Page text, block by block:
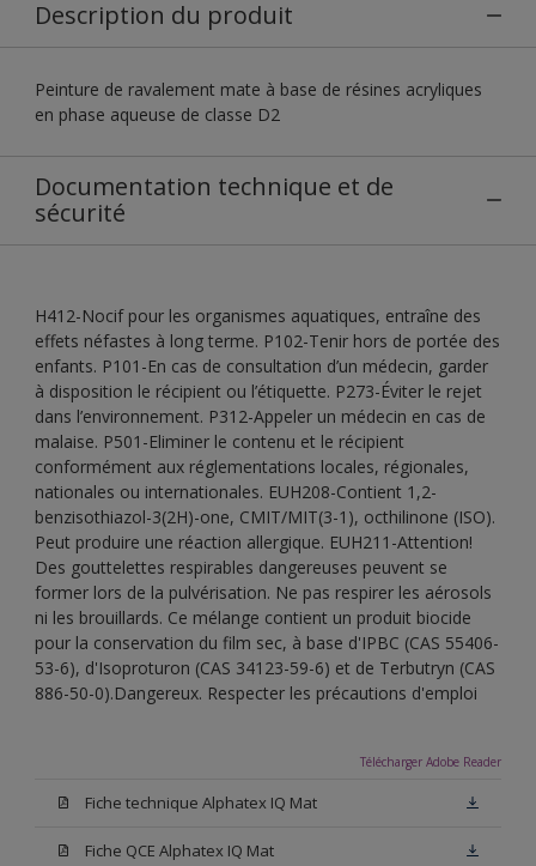
Description du produit
Peinture de ravalement mate à base de résines acryliques
en phase aqueuse de classe D2
Documentation technique et de
sécurité
H412-Nocif pour les organismes aquatiques, entraîne des
effets néfastes à long terme. P102-Tenir hors de portée des
enfants. P101-En cas de consultation d’un médecin, garder
à disposition le récipient ou l’étiquette. P273-Éviter le rejet
dans l’environnement. P312-Appeler un médecin en cas de
malaise. P501-Eliminer le contenu et le récipient
conformément aux réglementations locales, régionales,
nationales ou internationales. EUH208-Contient 1,2-
benzisothiazol-3(2H)-one, CMIT/MIT(3-1), octhilinone (ISO).
Peut produire une réaction allergique. EUH211-Attention!
Des gouttelettes respirables dangereuses peuvent se
former lors de la pulvérisation. Ne pas respirer les aérosols
ni les brouillards. Ce mélange contient un produit biocide
pour la conservation du film sec, à base d'IPBC (CAS 55406-
53-6), d'Isoproturon (CAS 34123-59-6) et de Terbutryn (CAS
886-50-0).Dangereux. Respecter les précautions d'emploi
Télécharger Adobe Reader
Fiche technique Alphatex IQ Mat
Fiche QCE Alphatex IQ Mat